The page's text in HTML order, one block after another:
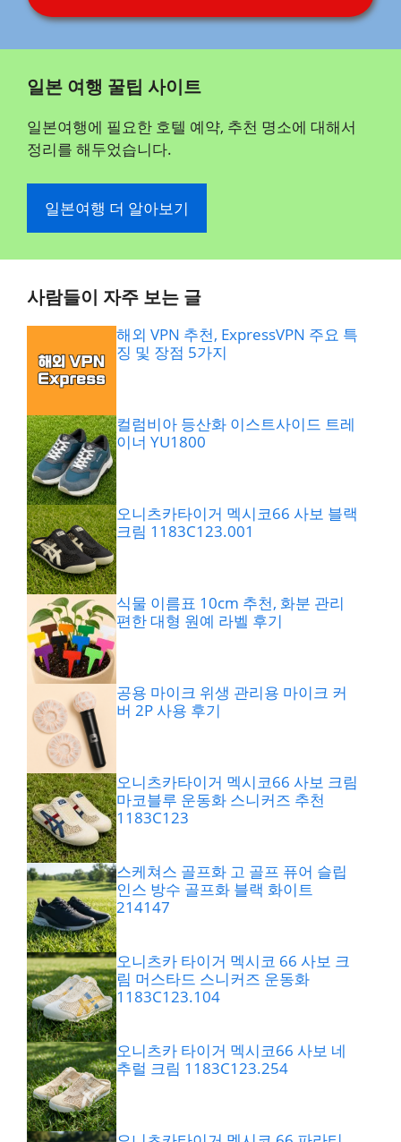
일본 여행 꿀팁 사이트
일본여행에 필요한 호텔 예약, 추천 명소에 대해서
정리를 해두었습니다.
일본여행 더 알아보기
사람들이 자주 보는 글
해외 VPN 추천, ExpressVPN 주요 특
징 및 장점 5가지
컬럼비아 등산화 이스트사이드 트레
이너 YU1800
오니츠카타이거 멕시코66 사보 블랙
크림 1183C123.001
식물 이름표 10cm 추천, 화분 관리
편한 대형 원예 라벨 후기
공용 마이크 위생 관리용 마이크 커
버 2P 사용 후기
오니츠카타이거 멕시코66 사보 크림
마코블루 운동화 스니커즈 추천
1183C123
스케쳐스 골프화 고 골프 퓨어 슬립
인스 방수 골프화 블랙 화이트
214147
오니츠카 타이거 멕시코 66 사보 크
림 머스타드 스니커즈 운동화
1183C123.104
오니츠카 타이거 멕시코66 사보 네
추럴 크림 1183C123.254